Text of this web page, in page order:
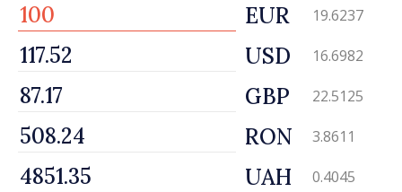
EUR 19.6237
USD 16.6982
GBP 22.5125
RON 3.8611
UAH 0.4045